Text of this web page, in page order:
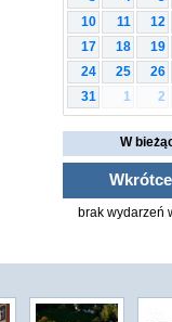
10
11 12
17
18 19
24
25 26
31
1 2
W
brak wydarzeń